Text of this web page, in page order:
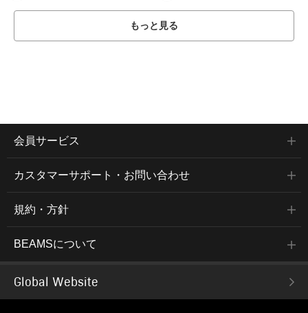
もっと見る
会員サービス
カスタマーサポート・お問い合わせ
規約・方針
BEAMSについて
Global Website